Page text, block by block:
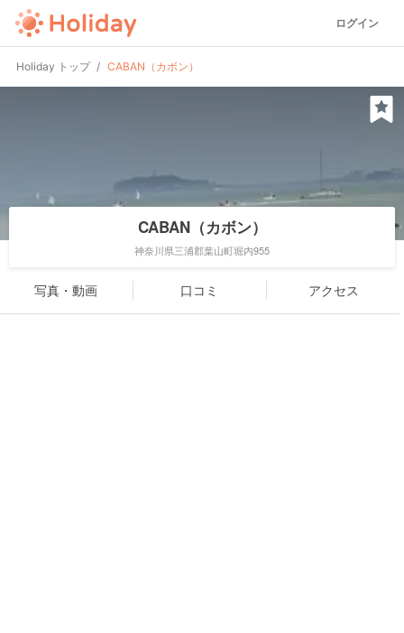
ログイン
Holiday トップ CABAN（カボン）
CABAN（カボン）
神奈川県三浦郡葉山町堀内955
写真・動画 口コミ アクセス